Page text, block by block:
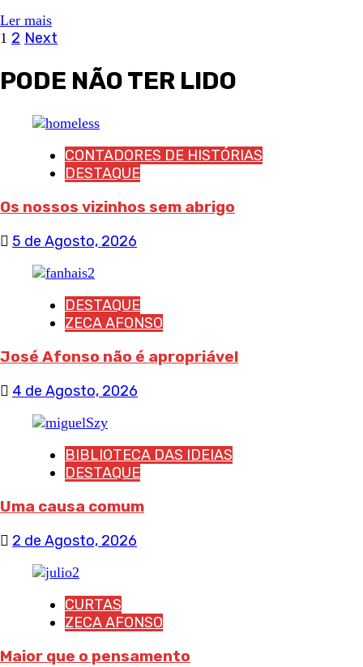
Ler mais
Navegação
de
1 2 Next
PODE NÃO TER LIDO
CONTADORES DE HISTÓRIAS
DESTAQUE
Os nossos vizinhos sem abrigo
5 de Agosto, 2026
DESTAQUE
ZECA AFONSO
José Afonso não é apropriável
4 de Agosto, 2026
BIBLIOTECA DAS IDEIAS
DESTAQUE
Uma causa comum
2 de Agosto, 2026
CURTAS
ZECA AFONSO
Maior que o pensamento